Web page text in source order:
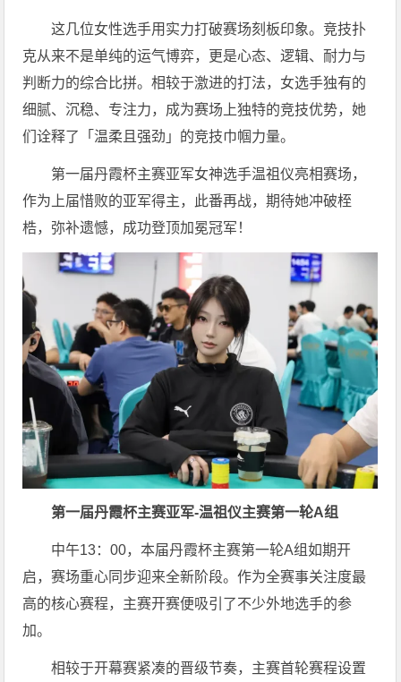
这几位女性选手用实力打破赛场刻板印象。竞技扑
克从来不是单纯的运气博弈，更是心态、逻辑、耐力与
判断力的综合比拼。相较于激进的打法，女选手独有的
细腻、沉稳、专注力，成为赛场上独特的竞技优势，她
们诠释了
「温柔且强劲」的竞技巾帼力量。
第一届丹霞杯主赛亚军女神选手温祖仪亮相赛场，
作为上届惜败的亚军得主，此番再战，期待她冲破桎
梏，弥补遗憾，成功登顶加冕冠军！
第一届丹霞杯主赛亚军-温祖仪主赛第一轮A组
中午13：00，本届丹霞杯主赛第一轮A组如期开
启，赛场重心同步迎来全新阶段。作为全赛事关注度最
高的核心赛程，主赛开赛便吸引了不少外地选手的参
加。
相较于开幕赛紧凑的晋级节奏，主赛首轮赛程设置